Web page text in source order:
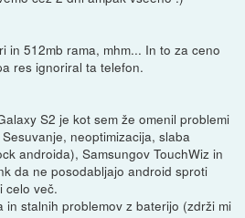
in 512mb rama, mhm... In to za ceno
res ignoriral ta telefon.
S2 je kot sem že omenil problemi
neoptimizacija, slaba
androida), Samsungov TouchWiz in
da ne posodabljajo android sproti
celo več.
in stalnih problemov z baterijo (zdrži mi